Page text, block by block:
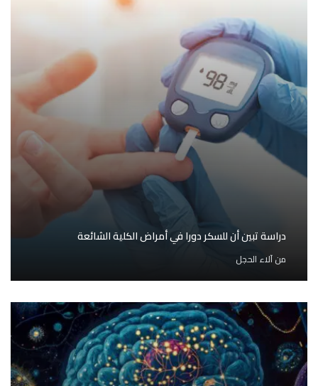
دراسة تبين أن للسكر دورا في أمراض الكلية الشائعة
منآلاء الحجل